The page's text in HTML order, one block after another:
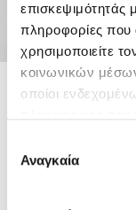
επισκεψιμότητάς
πληροφορίες
χρησιμοποιείτε
κοινωνικών
οποίοι
των υπηρεσιών
συγκατάθεσης
Αναγκαία
Kitchen